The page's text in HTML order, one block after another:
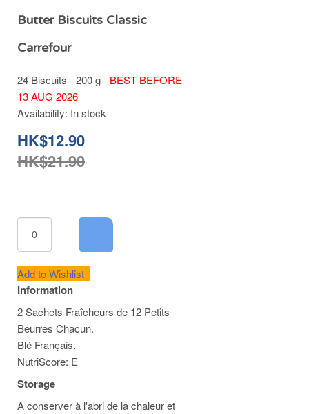
Butter Biscuits Classic
Carrefour
24 Biscuits - 200 g - BEST BEFORE
13 AUG 2026
Availability: In stock
HK$12.90
HK$21.90
Add to Wishlist
Information
2 Sachets Fraîcheurs de 12 Petits
Beurres Chacun.
Blé Français.
NutriScore: E
Storage
A conserver à l'abri de la chaleur et